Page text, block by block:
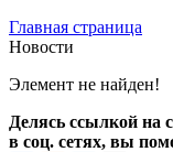
Главная страница
Новости
Элемент не найден!
Делясь ссылкой на
в соц. сетях, вы